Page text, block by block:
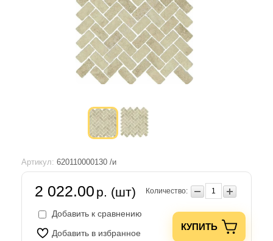
Артикул: 620110000130 /и
2 022.00 р. (шт) Количество:
Добавить к сравнению
Добавить в избранное
КУПИТЬ